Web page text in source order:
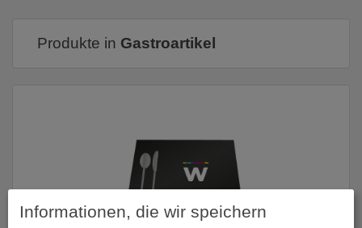
Produkte in Gastroartikel
Informationen, die wir speichern